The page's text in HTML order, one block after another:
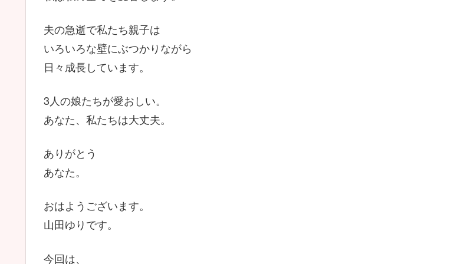
夫の急逝で私たち親子は
いろいろな壁にぶつかりながら
日々成長しています。
3人の娘たちが愛おしい。
あなた、私たちは大丈夫。
ありがとう
あなた。
おはようございます。
山田ゆりです。
今回は、